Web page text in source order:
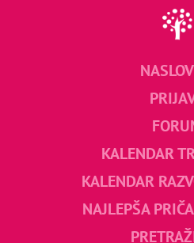
KALENDAR
KALENDAR
NAJLEPŠA